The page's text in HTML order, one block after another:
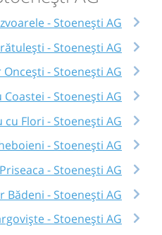
- Stoenești AG
- Stoenești AG
- Stoenești AG
- Stoenești AG
Flori - Stoenești AG
- Stoenești AG
- Stoenești AG
Bădeni - Stoenești AG
- Stoenești AG